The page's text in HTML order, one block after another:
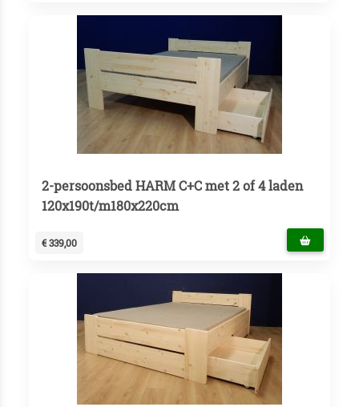
2-persoonsbed HARM C+C met 2 of 4 laden
120x190t/m180x220cm
€ 339,00